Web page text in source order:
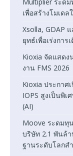
เพื่อสร้างโมเด
Xsolla, GDAP
ยุทธ์เพื่อเร่งกา
Kioxia จัดแสดง
งาน FMS 2026
Kioxia ประกาศ
IOPS สูงเป็นพิ
(AI)
Moove ระดมทุ
บริษัท 2.1 พันล้
ฐานระดับโลกส